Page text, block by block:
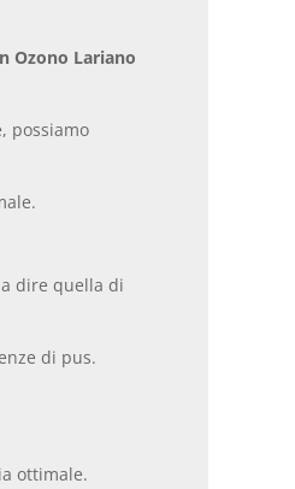
Ozono Lariano
possiamo
dire quella di
di pus.
ottimale.